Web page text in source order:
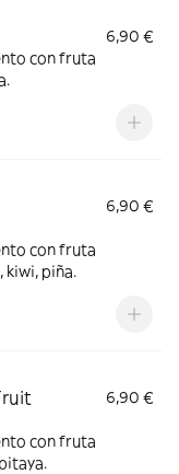
6,90 €
con fruta
6,90 €
con fruta
kiwi, piña.
6,90 €
con fruta